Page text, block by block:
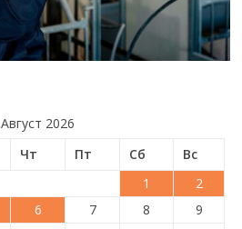
Август 2026
Чт Пт Сб
Вс
1
2
6 7 8
9